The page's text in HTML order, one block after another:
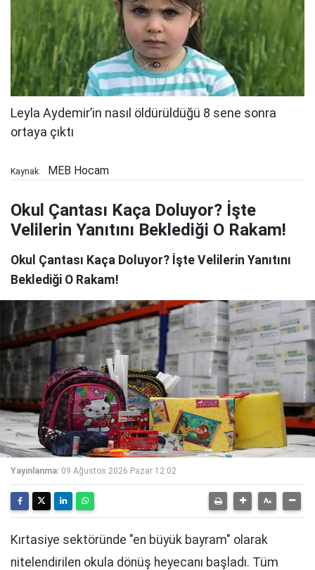
Kaynak: MEB Hocam
Okul Çantası Kaça Doluyor? İşte
Velilerin Yanıtını Beklediği O Rakam!
Okul Çantası Kaça Doluyor? İşte Velilerin Yanıtını
Beklediği O Rakam!
Yayınlanma: 09 Ağustos 2026 Pazar 12:02
Kırtasiye sektöründe "en büyük bayram" olarak
nitelendirilen okula dönüş heyecanı başladı. Tüm